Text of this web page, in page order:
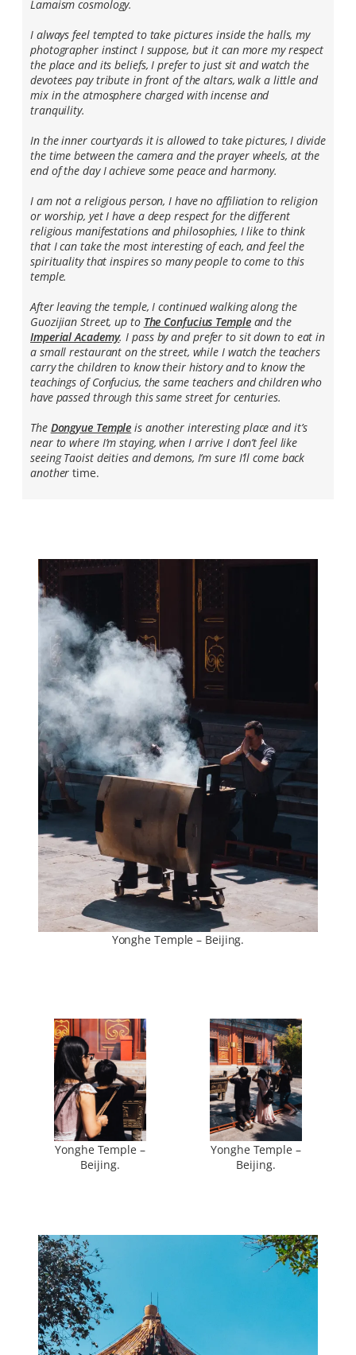
Lamaism cosmology.
I always feel tempted to take pictures inside the halls, my
photographer instinct I suppose, but it can more my respect
the place and its beliefs, I prefer to just sit and watch the
devotees pay tribute in front of the altars, walk a little and
mix in the atmosphere charged with incense and
tranquility.
In the inner courtyards it is allowed to take pictures, I divide
the time between the camera and the prayer wheels, at the
end of the day I achieve some peace and harmony.
I am not a religious person, I have no affiliation to religion
or worship, yet I have a deep respect for the different
religious manifestations and philosophies, I like to think
that I can take the most interesting of each, and feel the
spirituality that inspires so many people to come to this
temple.
After leaving the temple, I continued walking along the
Guozijian Street, up to The Confucius Templeand the
Imperial Academy. I pass by and prefer to sit down to eat in
a small restaurant on the street, while I watch the teachers
carry the children to know their history and to know the
teachings of Confucius, the same teachers and children who
have passed through this same street for centuries.
The Dongyue Temple is another interesting place and it’s
near to where I’m staying, when I arrive I don’t feel like
seeing Taoist deities and demons, I’m sure I’ll come back
anothertime.
Yonghe Temple – Beijing.
Yonghe Temple –
Beijing.
Yonghe Temple –
Beijing.